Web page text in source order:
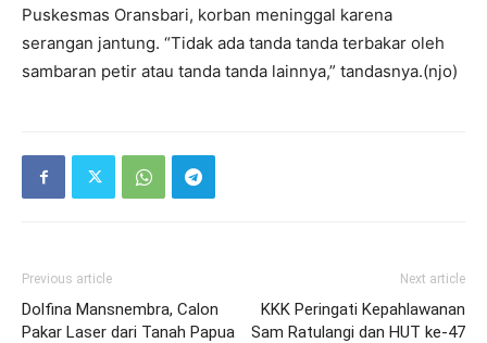
Puskesmas Oransbari, korban meninggal karena
serangan jantung. “Tidak ada tanda tanda terbakar oleh
sambaran petir atau tanda tanda lainnya,” tandasnya.(njo)
Previous article
Dolfina Mansnembra, Calon
Pakar Laser dari Tanah Papua
Next article
KKK Peringati Kepahlawanan
Sam Ratulangi dan HUT ke-47